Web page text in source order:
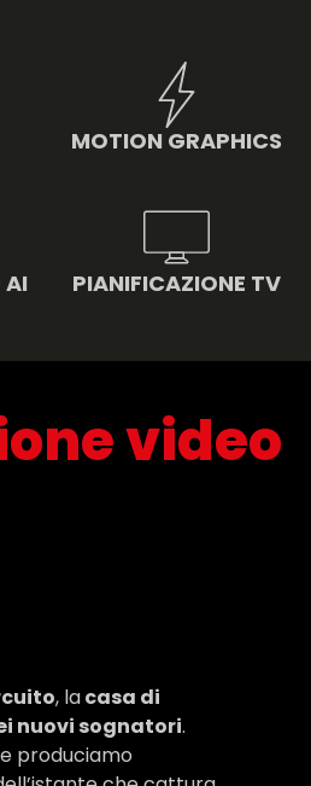
MOTION GRAPHICS
AI PIANIFICAZIONE TV
video
, lacasa di
nuovi sognatori.
produciamo